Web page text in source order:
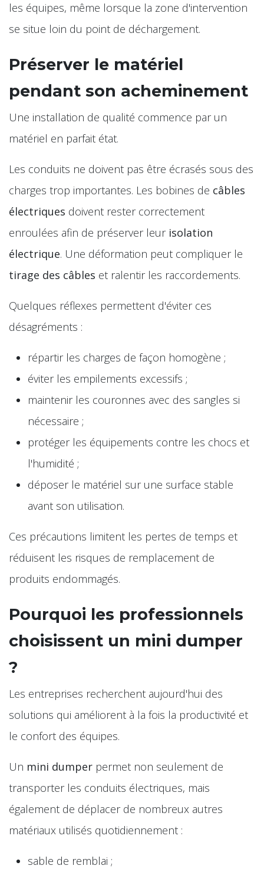
les équipes, même lorsque la zone d'intervention
se situe loin du point de déchargement.
Préserver le matériel
pendant son acheminement
Une installation de qualité commence par un
matériel en parfait état.
Les conduits ne doivent pas être écrasés sous des
charges trop importantes. Les bobines de câbles
électriques doivent rester correctement
enroulées afin de préserver leur isolation
électrique. Une déformation peut compliquer le
tirage des câbles et ralentir les raccordements.
Quelques réflexes permettent d'éviter ces
désagréments :
répartir les charges de façon homogène ;
éviter les empilements excessifs ;
maintenir les couronnes avec des sangles si
nécessaire ;
protéger les équipements contre les chocs et
l'humidité ;
déposer le matériel sur une surface stable
avant son utilisation.
Ces précautions limitent les pertes de temps et
réduisent les risques de remplacement de
produits endommagés.
Pourquoi les professionnels
choisissent un mini dumper
?
Les entreprises recherchent aujourd'hui des
solutions qui améliorent à la fois la productivité et
le confort des équipes.
Un mini dumper permet non seulement de
transporter les conduits électriques, mais
également de déplacer de nombreux autres
matériaux utilisés quotidiennement :
sable de remblai ;